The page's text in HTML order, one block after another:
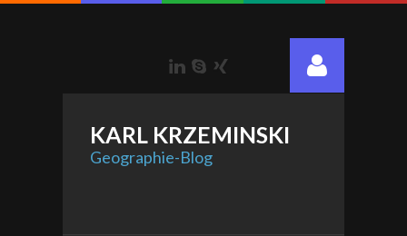
LinkedIn
Skype
KARL KRZEMINSKI
Geographie-Blog